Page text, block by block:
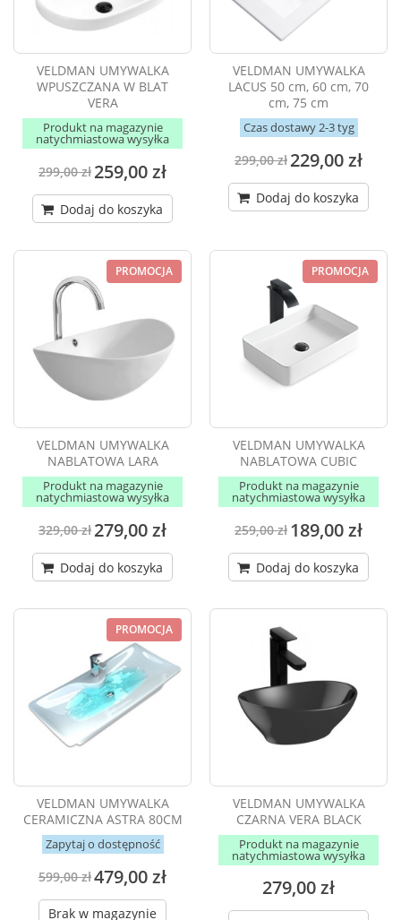
VELDMAN UMYWALKA
WPUSZCZANA W BLAT
VERA
Produkt na magazynie
natychmiastowa wysyłka
299,00 zł259,00 zł
Dodaj do koszyka
VELDMAN UMYWALKA
LACUS 50 cm, 60 cm, 70
cm, 75 cm
Czas dostawy 2-3 tyg
299,00 zł229,00 zł
Dodaj do koszyka
PROMOCJA
VELDMAN UMYWALKA
NABLATOWA LARA
Produkt na magazynie
natychmiastowa wysyłka
329,00 zł279,00 zł
Dodaj do koszyka
PROMOCJA
VELDMAN UMYWALKA
NABLATOWA CUBIC
Produkt na magazynie
natychmiastowa wysyłka
259,00 zł 189,00 zł
Dodaj do koszyka
PROMOCJA
VELDMAN UMYWALKA
CERAMICZNA ASTRA 80CM
Zapytaj o dostępność
599,00 zł479,00 zł
Brak w magazynie
VELDMAN UMYWALKA
CZARNA VERA BLACK
Produkt na magazynie
natychmiastowa wysyłka
279,00 zł